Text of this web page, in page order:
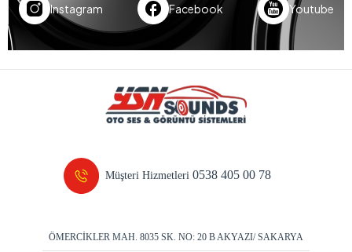
Instagram Facebook Youtube
Müşteri Hizmetleri0538 405 00 78
ÖMERCİKLER MAH. 8035 SK. NO: 20 B AKYAZI/ SAKARYA